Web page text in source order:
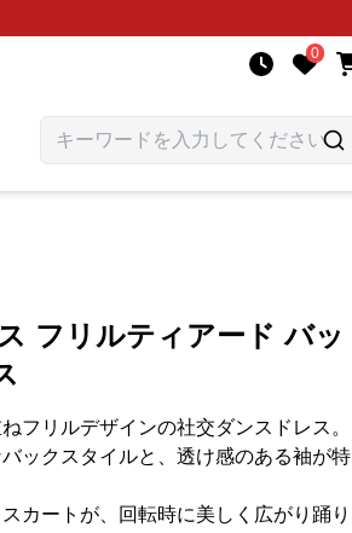
0
フリルティアード バッ
フリルデザインの社交ダンスドレス。
ックスタイルと、透け感のある袖が特
カートが、回転時に美しく広がり踊り